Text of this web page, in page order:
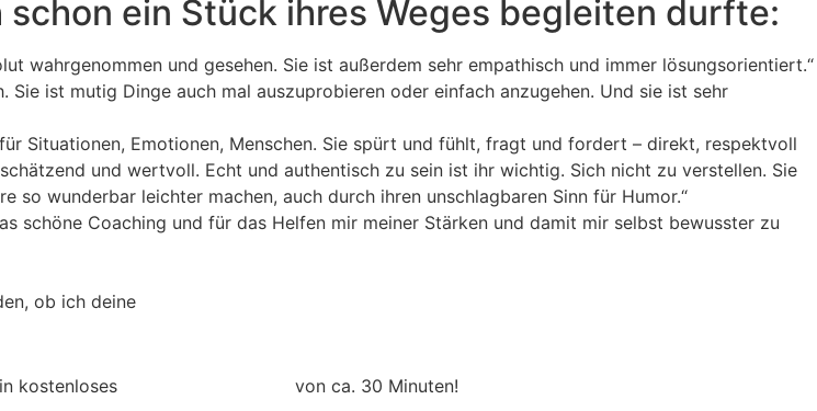
ein Stück ihres Weges begleiten durfte:
wahrgenommen und gesehen. Sie ist außerdem sehr empathisch und immer lösungsorientiert.“
ist mutig Dinge auch mal auszuprobieren oder einfach anzugehen. Und sie ist sehr
Situationen, Emotionen, Menschen. Sie spürt und fühlt, fragt und fordert – direkt, respektvoll
und wertvoll. Echt und authentisch zu sein ist ihr wichtig. Sich nicht zu verstellen. Sie
wunderbar leichter machen, auch durch ihren unschlagbaren Sinn für Humor.“
schöne Coaching und für das Helfen mir meiner Stärken und damit mir selbst bewusster zu
ob ich deine
kostenloses
von ca. 30 Minuten!